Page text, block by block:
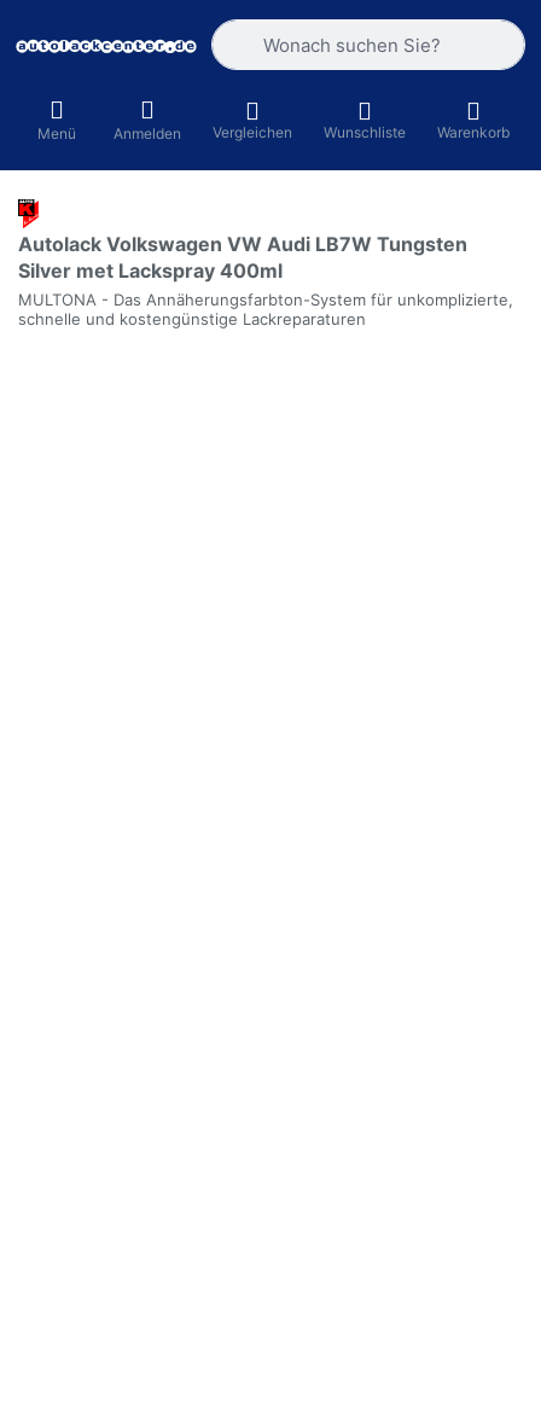
Geben Sie einen Suchbegriff ein.
Menü Anmelden Vergleichen Wunschliste Warenkorb
Autolack Volkswagen VW Audi LB7W Tungsten
Silver met Lackspray 400ml
MULTONA - Das Annäherungsfarbton-System für unkomplizierte,
schnelle und kostengünstige Lackreparaturen